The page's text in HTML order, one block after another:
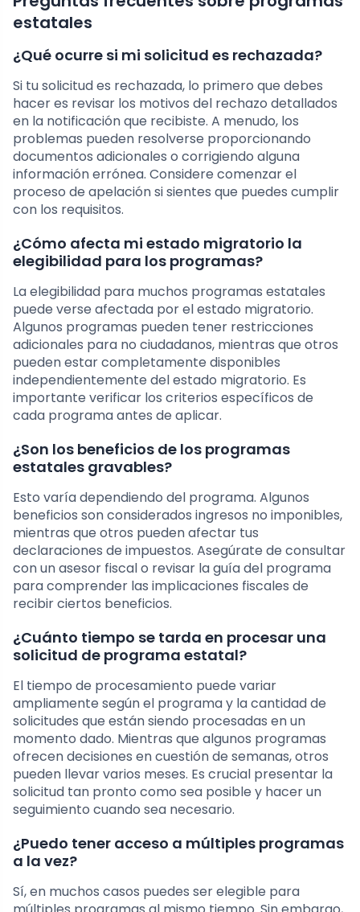
estatales
¿Qué ocurre si mi solicitud es rechazada?
Si tu solicitud es rechazada, lo primero que debes
hacer es revisar los motivos del rechazo detallados
en la notificación que recibiste. A menudo, los
problemas pueden resolverse proporcionando
documentos adicionales o corrigiendo alguna
información errónea. Considere comenzar el
proceso de apelación si sientes que puedes cumplir
con los requisitos.
¿Cómo afecta mi estado migratorio la
elegibilidad para los programas?
La elegibilidad para muchos programas estatales
puede verse afectada por el estado migratorio.
Algunos programas pueden tener restricciones
adicionales para no ciudadanos, mientras que otros
pueden estar completamente disponibles
independientemente del estado migratorio. Es
importante verificar los criterios específicos de
cada programa antes de aplicar.
¿Son los beneficios de los programas
estatales gravables?
Esto varía dependiendo del programa. Algunos
beneficios son considerados ingresos no imponibles,
mientras que otros pueden afectar tus
declaraciones de impuestos. Asegúrate de consultar
con un asesor fiscal o revisar la guía del programa
para comprender las implicaciones fiscales de
recibir ciertos beneficios.
¿Cuánto tiempo se tarda en procesar una
solicitud de programa estatal?
El tiempo de procesamiento puede variar
ampliamente según el programa y la cantidad de
solicitudes que están siendo procesadas en un
momento dado. Mientras que algunos programas
ofrecen decisiones en cuestión de semanas, otros
pueden llevar varios meses. Es crucial presentar la
solicitud tan pronto como sea posible y hacer un
seguimiento cuando sea necesario.
¿Puedo tener acceso a múltiples programas
a la vez?
Sí, en muchos casos puedes ser elegible para